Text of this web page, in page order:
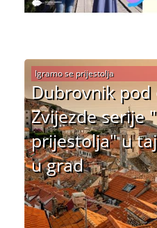
Dubrovnik pod
Zvijezde serije
prijestolja" u
u grad
Igramo se prijestolja